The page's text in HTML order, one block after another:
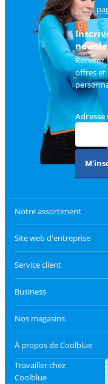
surla
client.
Recevez
offres et
Adresse
Notre assortiment
Site web d'entreprise
Service client
Business
Nos magasins
À propos de Coolblue
Travailler chez
Coolblue